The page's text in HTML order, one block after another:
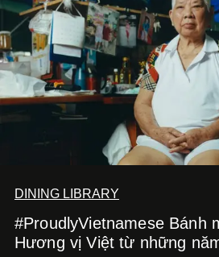
DINING LIBRARY
#ProudlyVietnamese Bánh
Hương vị Việt từ những